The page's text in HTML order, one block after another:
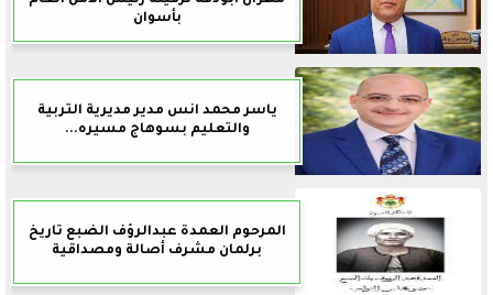
بأسوان
ياسر محمد انس مدير مديرية التربية
والتعليم بسوهاج مسيره...
المرحوم العمدة عبدالرؤف الضبع تاريخ
برلمان مشرف أصالة ومصداقية